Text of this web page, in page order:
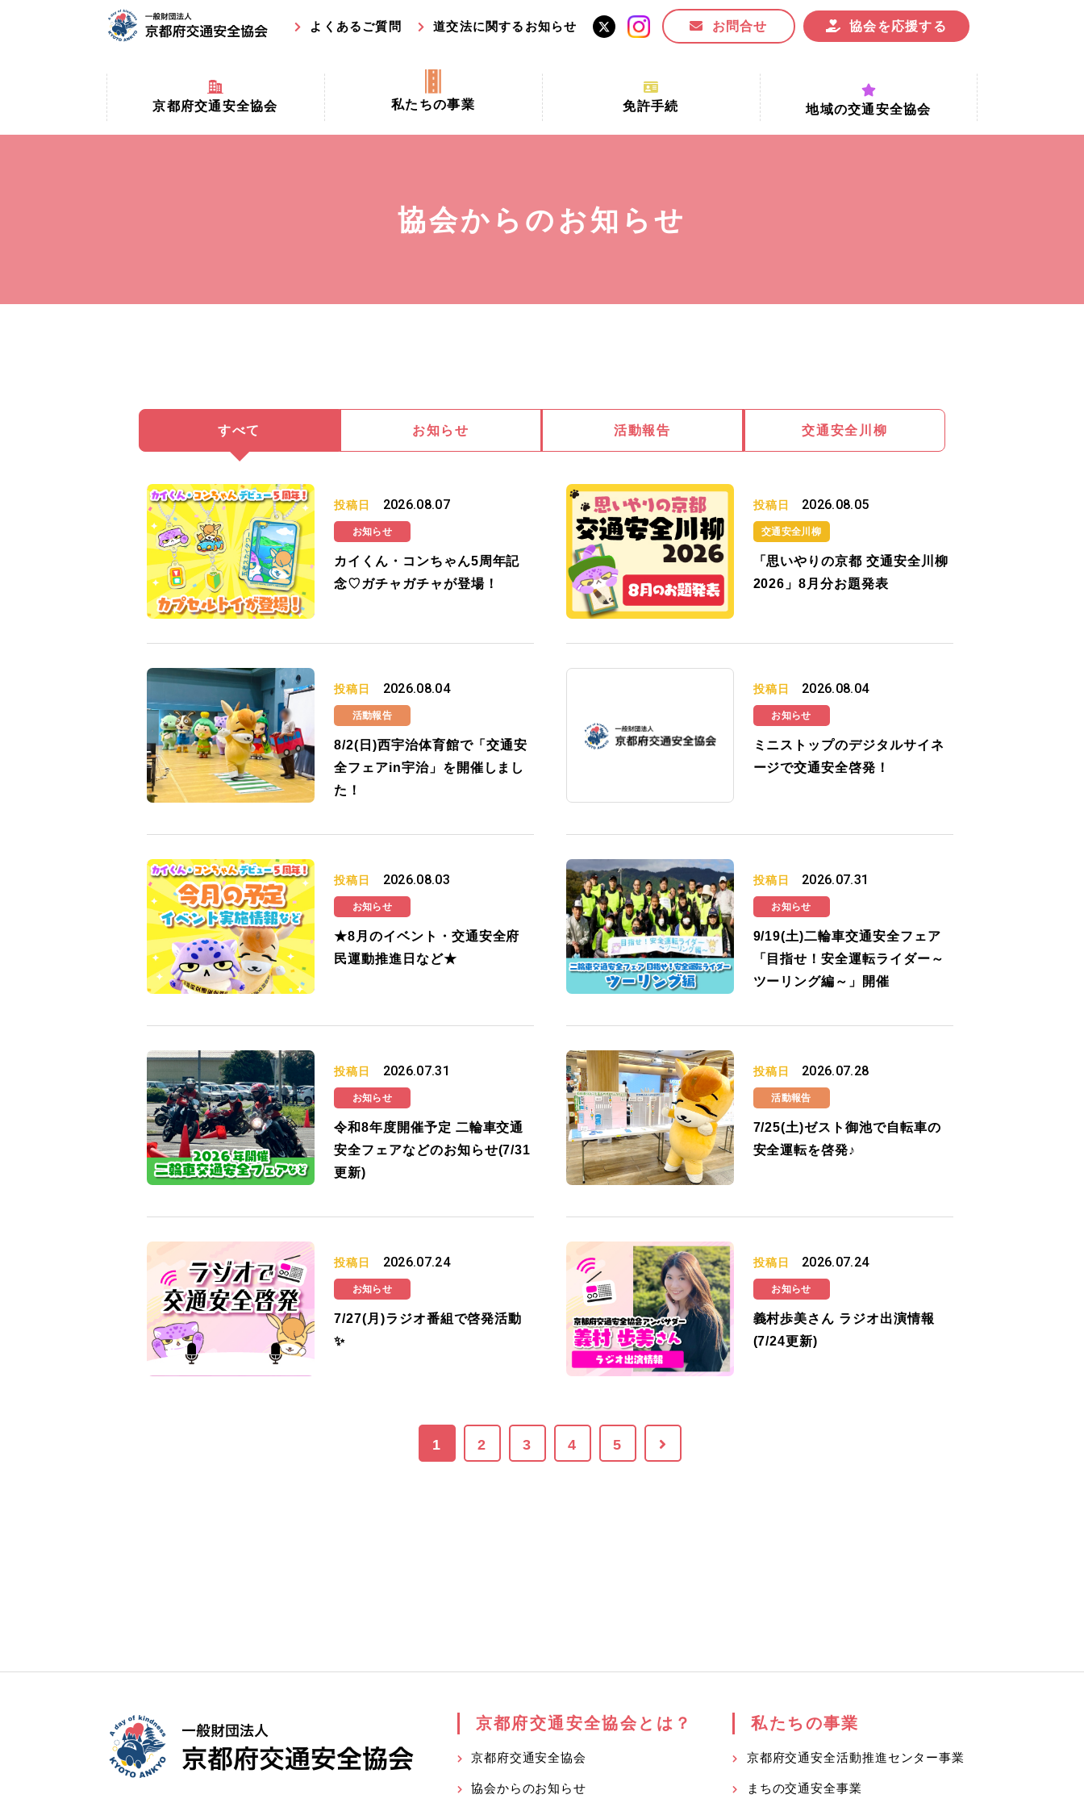
よくあるご質問 道交法に関するお知らせ お問合せ 協会を応援する
京都府交通安全協会
京都府交通安全協会とは？
私たちの事業
京都府交通安全活動推進センター事業
交通安全協力金の活用事業
免許手続
手続場所の対象者及び受付時間
講習時間
地域の交通安全協会
協会からのお知らせ
すべて お知らせ 活動報告 交通安全川柳
投稿日 2026.08.07
お知らせ
カイくん・コンちゃん5周年記
念♡ガチャガチャが登場！
投稿日 2026.08.05
交通安全川柳
「思いやりの京都 交通安全川柳
2026」8月分お題発表
投稿日 2026.08.04
活動報告
8/2(日)西宇治体育館で「交通安
全フェアin宇治」を開催しまし
た！
投稿日 2026.08.04
お知らせ
ミニストップのデジタルサイネ
ージで交通安全啓発！
投稿日 2026.08.03
お知らせ
★8月のイベント・交通安全府
民運動推進日など★
投稿日 2026.07.31
お知らせ
9/19(土)二輪車交通安全フェア
「目指せ！安全運転ライダー～
ツーリング編～」開催
投稿日 2026.07.31
お知らせ
令和8年度開催予定 二輪車交通
安全フェアなどのお知らせ(7/31
更新)
投稿日 2026.07.28
活動報告
7/25(土)ゼスト御池で自転車の
安全運転を啓発♪
投稿日 2026.07.24
お知らせ
7/27(月)ラジオ番組で啓発活動
✨
投稿日 2026.07.24
お知らせ
義村歩美さん ラジオ出演情報
(7/24更新)
1 2 3 4 5
京都府交通安全協会とは？
京都府交通安全協会
協会からのお知らせ
私たちの事業
京都府交通安全活動推進センター事業
まちの交通安全事業